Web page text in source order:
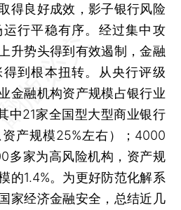
得良好成效，影子银行风险
行平稳有序。经过集中攻
升势头得到有效遏制，金融
到根本扭转。从央行评级
金融机构资产规模占银行业
中21家全国型大型商业银行
产规模25%左右）；4000
多家为高风险机构，资产规
的1.4%。为更好防范化解系
家经济金融安全，总结近几